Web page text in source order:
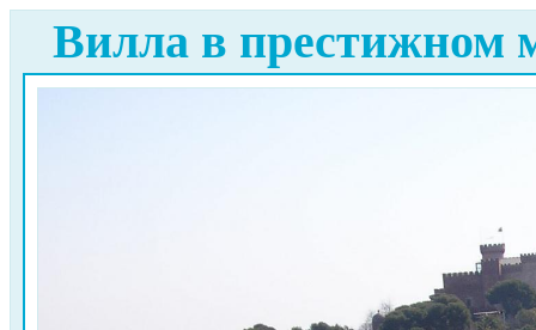
Вилла в престижном